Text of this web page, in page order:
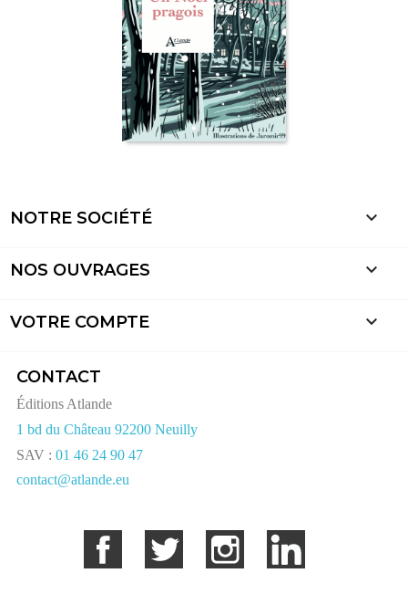
NOTRE SOCIÉTÉ 
NOS OUVRAGES 
VOTRE COMPTE 
CONTACT
Éditions Atlande
1 bd du Château 92200 Neuilly
SAV : 01 46 24 90 47
contact@atlande.eu
Facebook Twitter Instagram